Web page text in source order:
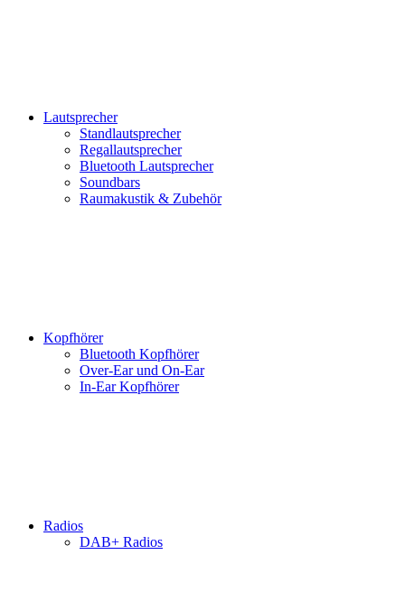
Lautsprecher
Standlautsprecher
Regallautsprecher
Bluetooth Lautsprecher
Soundbars
Raumakustik & Zubehör
Kopfhörer
Bluetooth Kopfhörer
Over-Ear und On-Ear
In-Ear Kopfhörer
Radios
DAB+ Radios